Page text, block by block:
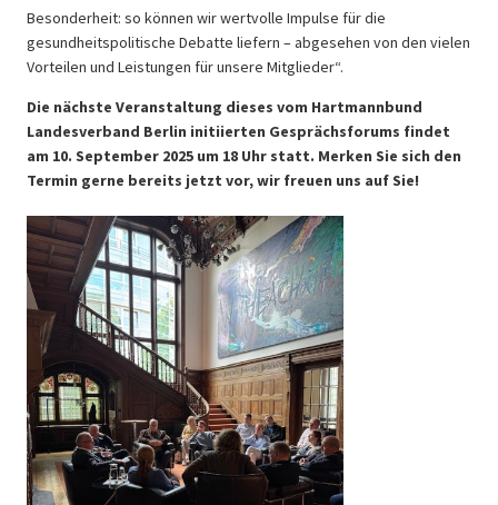
Besonderheit: so können wir wertvolle Impulse für die
gesundheitspolitische Debatte liefern – abgesehen von den vielen
Vorteilen und Leistungen für unsere Mitglieder“.
Die nächste Veranstaltung dieses vom Hartmannbund
Landesverband Berlin initiierten Gesprächsforums findet
am 10. September 2025 um 18 Uhr statt. Merken Sie sich den
Termin gerne bereits jetzt vor, wir freuen uns auf Sie!